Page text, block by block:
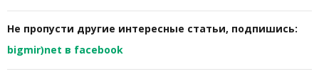
Не пропусти другие интересные статьи, подпишись:
bigmir)net в facebook